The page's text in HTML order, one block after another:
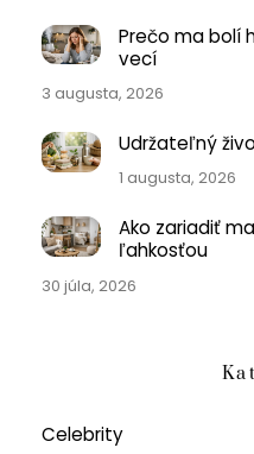
Prečo ma bolí
vecí
3 augusta, 2026
Udržateľný
1 augusta, 2026
Ako zariadiť
ľahkosťou
30 júla, 2026
Celebrity